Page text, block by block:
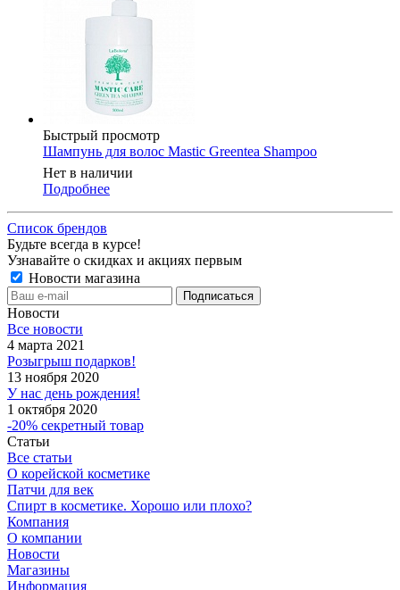
Быстрый просмотр
Шампунь для волос Mastic Greentea Shampoo
Нет в наличии
Подробнее
Список брендов
Будьте всегда в курсе!
Узнавайте о скидках и акциях первым
Новости магазина
Новости
Все новости
4 марта 2021
Розыгрыш подарков!
13 ноября 2020
У нас день рождения!
1 октября 2020
-20% секретный товар
Статьи
Все статьи
О корейской косметике
Патчи для век
Спирт в косметике. Хорошо или плохо?
Компания
О компании
Новости
Магазины
Информация